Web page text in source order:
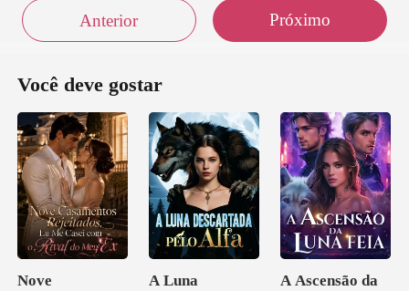
Anterior Próximo
Você deve gostar
Nove
A Luna
A Ascensão da